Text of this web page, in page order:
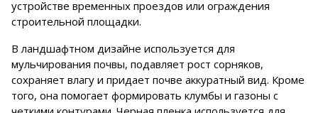
устройстве временных проездов или ограждения
строительной площадки.
В ландшафтном дизайне используется для
мульчирования почвы, подавляет рост сорняков,
сохраняет влагу и придает почве аккуратный вид. Кроме
того, она помогает формировать клумбы и газоны с